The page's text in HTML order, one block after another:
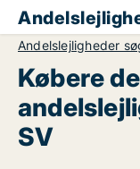
Andelslejligheder
Købere
SV